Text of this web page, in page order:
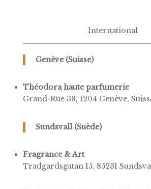
International
Genève (Suisse)
Théodora haute parfumerie
Grand-Rue 38, 1204 Genève,
Sundsvall (Suède)
Fragrance & Art
Tradgardsgatan 15, 85231